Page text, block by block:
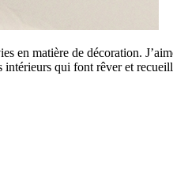
en matière de décoration.
qui font rêver et